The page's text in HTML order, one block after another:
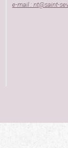
e-mail : nt@saint-